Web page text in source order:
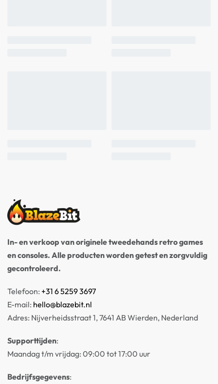
In- en verkoop van originele tweedehands retro games
en consoles. Alle producten worden getest en zorgvuldig
gecontroleerd.
Telefoon: +31 6 5259 3697
E-mail: hello@blazebit.nl
Adres: Nijverheidsstraat 1, 7641 AB Wierden, Nederland
Supporttijden:
Maandag t/m vrijdag: 09:00 tot 17:00 uur
Bedrijfsgegevens: